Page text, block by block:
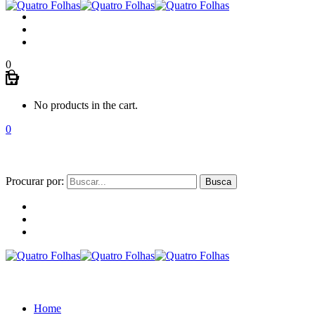
0
No products in the cart.
0
Procurar por:
Home